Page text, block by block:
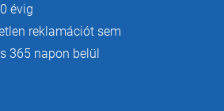
évig
reklamációt sem
365 napon belül